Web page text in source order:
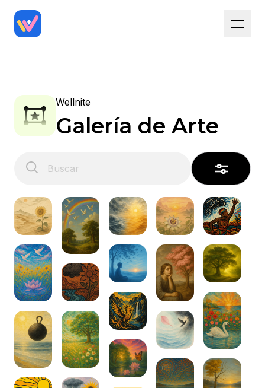
Wellnite
Galería de Arte